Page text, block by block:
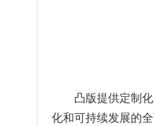
凸版提供定制
化和可持续发展的全